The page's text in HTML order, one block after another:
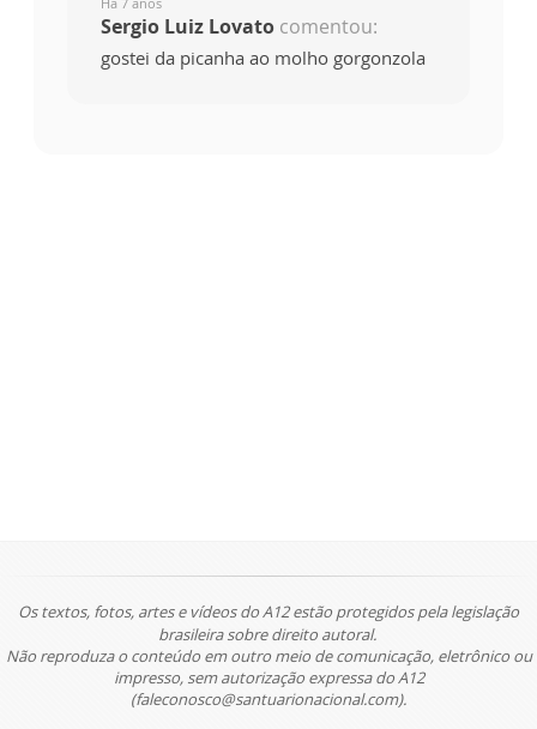
Sergio Luiz Lovato comentou:
gostei da picanha ao molho gorgonzola
Os textos, fotos, artes e vídeos do A12 estão protegidos pela legislação
brasileira sobre direito autoral.
Não reproduza o conteúdo em outro meio de comunicação, eletrônico ou
impresso, sem autorização expressa do A12
(faleconosco@santuarionacional.com).